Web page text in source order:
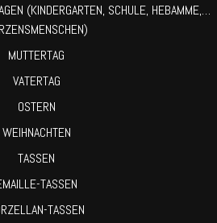
(KINDERGARTEN, SCHULE, HEBAMME,…
MUTTERTAG
VATERTAG
OSTERN
WEIHNACHTEN
TASSEN
TASSEN
TASSEN